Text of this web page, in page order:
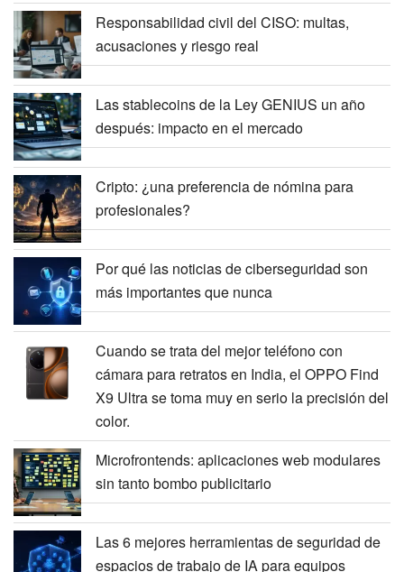
Responsabilidad civil del CISO: multas,
acusaciones y riesgo real
Las stablecoins de la Ley GENIUS un año
después: impacto en el mercado
Cripto: ¿una preferencia de nómina para
profesionales?
Por qué las noticias de ciberseguridad son
más importantes que nunca
Cuando se trata del mejor teléfono con
cámara para retratos en India, el OPPO Find
X9 Ultra se toma muy en serio la precisión del
color.
Microfrontends: aplicaciones web modulares
sin tanto bombo publicitario
Las 6 mejores herramientas de seguridad de
espacios de trabajo de IA para equipos